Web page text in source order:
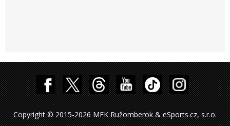
Copyright © 2015-2026 MFK Ružomberok & eSports.cz, s.r.o.